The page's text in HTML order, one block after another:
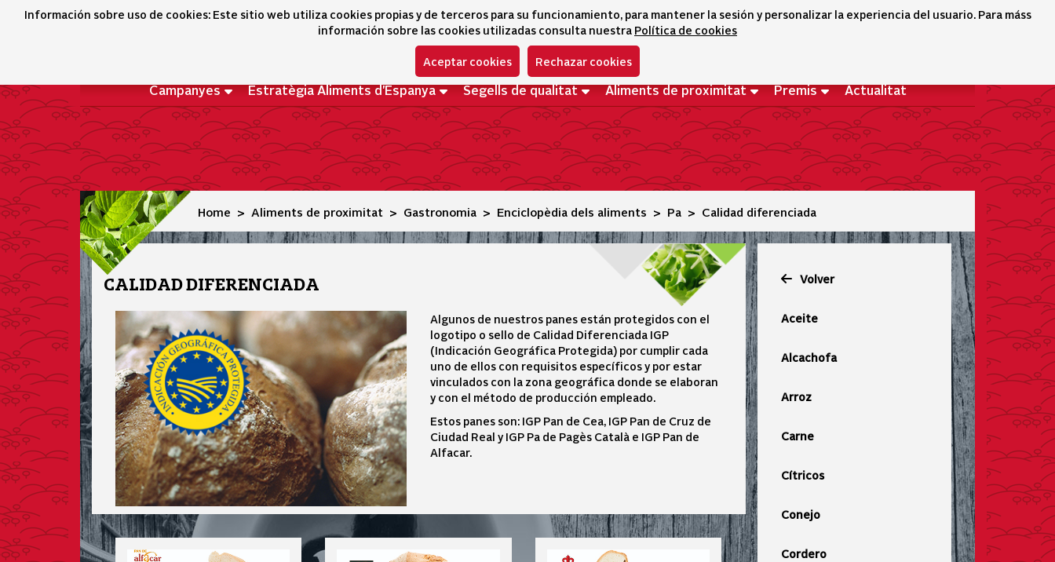
Información sobre uso de cookies: Este sitio web utiliza cookies propias y de terceros para su funcionamiento, para mantener la sesión y personalizar la experiencia del usuario. Para máss
información sobre las cookies utilizadas consulta nuestra Política de cookies
Aceptar cookies Rechazar cookies
Campanyes Estratègia Aliments d'Espanya Segells de qualitat Aliments de proximitat Premis Actualitat
Calidad diferenciada
Home Aliments de proximitat Gastronomia Enciclopèdia dels aliments Pa Calidad diferenciada
CALIDAD DIFERENCIADA
Algunos de nuestros panes están protegidos con el
logotipo o sello de Calidad Diferenciada IGP
(Indicación Geográfica Protegida) por cumplir cada
uno de ellos con requisitos específicos y por estar
vinculados con la zona geográfica donde se elaboran
y con el método de producción empleado.
Estos panes son: IGP Pan de Cea, IGP Pan de Cruz de
Ciudad Real y IGP Pa de Pagès Català e IGP Pan de
Alfacar.
Volver
Aceite
Alcachofa
Arroz
Carne
Cítricos
Conejo
Cordero